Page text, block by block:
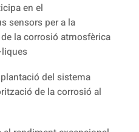
en el
sensors per a la
la corrosió atmosfèrica
del sistema
de la corrosió al